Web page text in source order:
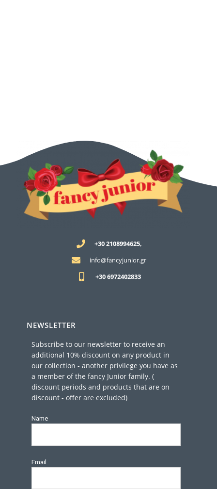
+30 2108994625,
info@fancyjunior.gr
+30 6972402833
NEWSLETTER
Subscribe to our newsletter to receive an
additional 10% discount on any product in
our collection - another privilege you have as
a member of the fancy Junior family. (
discount periods and products that are on
discount - offer are excluded)
Name
Email